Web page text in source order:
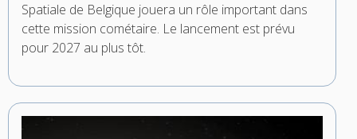
Spatiale de Belgique jouera un rôle important dans
cette mission cométaire. Le lancement est prévu
pour 2027 au plus tôt.